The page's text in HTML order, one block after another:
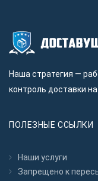
Наша стратегия —
контроль доставки на
ПОЛЕЗНЫЕ ССЫЛКИ
Наши услуги
Запрещено к